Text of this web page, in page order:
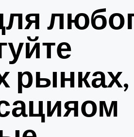
рынках,